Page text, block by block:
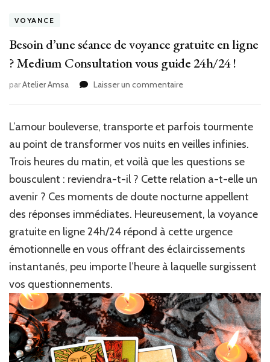
VOYANCE
Besoin d’une séance de voyance gratuite en ligne
? Medium Consultation vous guide 24h/24 !
parAtelier Amsa Laisser un commentairesur
séance
voyance
gratuite
en
ligne
?
Medium
vous
guide
24h/24
!
L’amour bouleverse, transporte et parfois tourmente
au point de transformer vos nuits en veilles infinies.
Trois heures du matin, et voilà que les questions se
bousculent : reviendra-t-il ? Cette relation a-t-elle un
avenir ? Ces moments de doute nocturne appellent
des réponses immédiates. Heureusement, la voyance
gratuite en ligne 24h/24 répond à cette urgence
émotionnelle en vous offrant des éclaircissements
instantanés, peu importe l’heure à laquelle surgissent
vos questionnements.